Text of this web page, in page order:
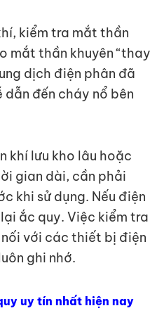
kiểm tra mắt thần
mắt thần khuyên “thay
dịch điện phân đã
đến cháy nổ bên
khí lưu kho lâu hoặc
gian dài, cần phải
khi sử dụng. Nếu điện
ắc quy. Việc kiểm tra
với các thiết bị điện
ghi nhớ.
uy tín nhất hiện nay